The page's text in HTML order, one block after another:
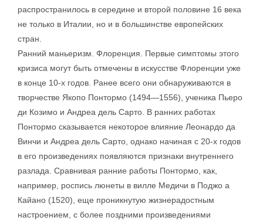
распространилось в середине и второй половине 16 века
не только в Италии, но и в большинстве европейских
стран.
Ранний маньеризм. Флоренция. Первые симптомы этого
кризиса могут быть отмечены в искусстве Флоренции уже
в конце 10-х годов. Ранее всего они обнаруживаются в
творчестве Якопо Понтормо (1494—1556), ученика Пьеро
ди Козимо и Андреа дель Сарто. В ранних работах
Понтормо сказывается некоторое влияние Леонардо да
Винчи и Андреа дель Сарто, однако начиная с 20-х годов
в его произведениях появляются признаки внутреннего
разлада. Сравнивая ранние работы Понтормо, как,
например, роспись люнеты в вилле Медичи в Поджо а
Кайано (1520), еще проникнутую жизнерадостным
настроением, с более поздними произведениями